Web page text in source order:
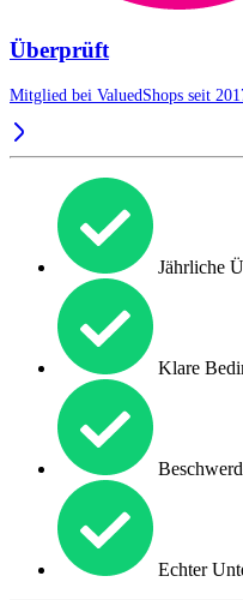
Überprüft
Mitglied bei ValuedShops seit
Jährliche
Klare
Echter